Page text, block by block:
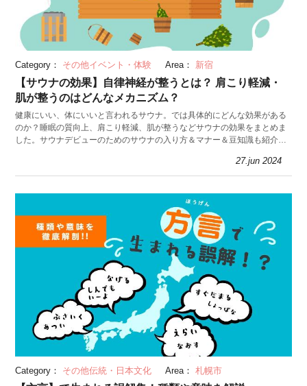
Category： その他イベント・体験 Area： 新宿
【サウナの効果】自律神経が整うとは？ 肩こり軽減・
肌が整うのはどんなメカニズム？
健康にいい、体にいいと言われるサウナ。では具体的にどんな効果がある
のか？睡眠の質向上、肩こり軽減、肌が整うなどサウナの効果をまとめま
した。サウナデビューのためのサウナの入り方＆マナー＆豆知識も紹介し
27.jun 2024
Category： その他伝統・日本文化 Area： 札幌市